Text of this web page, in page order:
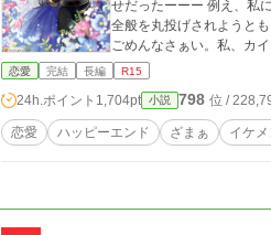
せだったーーー 例え、私に子供が出来ず、義母からハズレ嫁と罵られようとも、義父から、マルクス伯爵家の事業
全般を丸投げされようとも、私
ごめんなさぁい。私、カイン様との子供を授か
も、僕はマルクス伯爵家
った。 カインも結局、私を裏切るのね。 エレノアは、結局、私から全てを奪うのね。 それなら、もういいわ。全
部、要らない。 絶対に許さないわ。 私が味わった苦しみを、悲しみを、怒りを
ー！ 覚悟していてね？ 私は、絶対に貴方達を
恋愛 完結 長編 R15
24h.ポイント 1,704pt 小説 798 位 /
恋愛 ハッピーエンド ざまぁ イケメ